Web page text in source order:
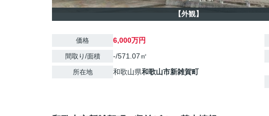
【外観】
価格 6,000万円
間取り/面積 -/571.07㎡
所在地 和歌山県和歌山市新雑賀町